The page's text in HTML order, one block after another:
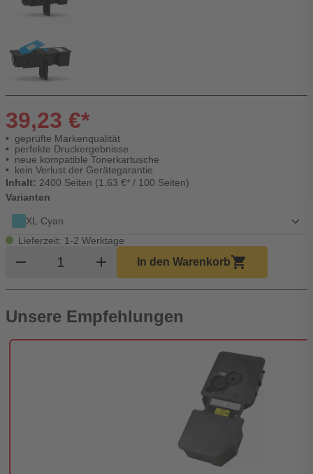
39,23 €*
geprüfte Markenqualität
perfekte Druckergebnisse
neue kompatible Tonerkartusche
kein Verlust der Gerätegarantie
Inhalt: 2400 Seiten (1,63 €* / 100 Seiten)
Varianten
XL Cyan
Lieferzeit: 1-2 Werktage
remove Produkt Warenkorb Menge
add In den Warenkorbshopping_cart
Unsere Empfehlungen